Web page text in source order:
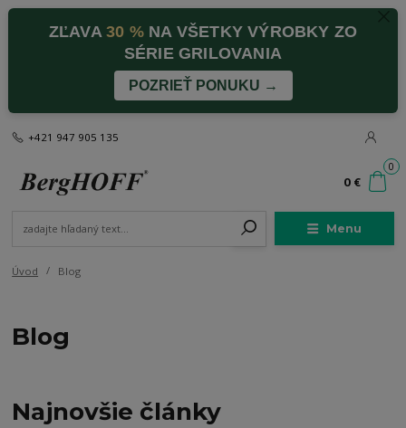
ZĽAVA30 %NA VŠETKY VÝROBKY ZO
SÉRIE GRILOVANIA
POZRIEŤ PONUKU →
Menu
+421 947 905 135
0
0 €
Úvod Blog
Blog
Najnovšie články